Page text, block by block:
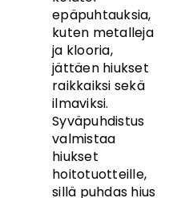
epäpuhtauksia,
kuten metalleja
ja klooria,
jättäen hiukset
raikkaiksi sekä
ilmaviksi.
Syväpuhdistus
valmistaa
hiukset
hoitotuotteille,
sillä puhdas hius